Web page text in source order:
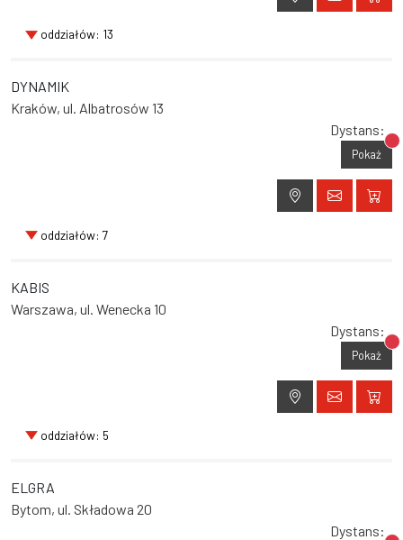
oddziałów: 13
DYNAMIK
Kraków, ul. Albatrosów 13
Dystans:
Pokaż
oddziałów: 7
KABIS
Warszawa, ul. Wenecka 10
Dystans:
Pokaż
oddziałów: 5
ELGRA
Bytom, ul. Składowa 20
Dystans: